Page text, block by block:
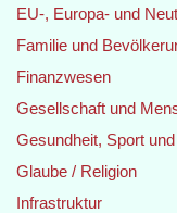
EU-, Europa- und
Familie und
Finanzwesen
Gesellschaft und
Gesundheit, Sport
Glaube / Religion
Infrastruktur